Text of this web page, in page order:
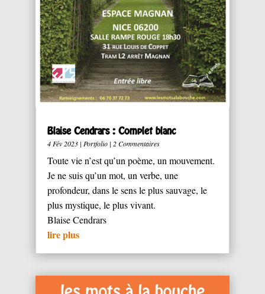
Blaise Cendrars : Complet blanc
4 Fév 2023| Portfolio| 2 Commentaires
Toute vie n’est qu’un poème, un mouvement.
Je ne suis qu’un mot, un verbe, une
profondeur, dans le sens le plus sauvage, le
plus mystique, le plus vivant.
Blaise Cendrars
lire plus